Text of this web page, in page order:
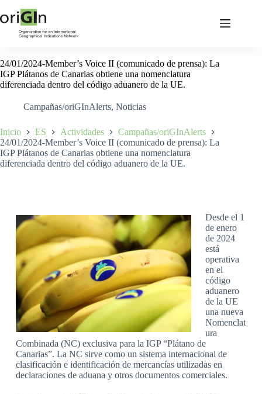
24/01/2024-Member’s Voice II (comunicado de prensa): La
IGP Plátanos de Canarias obtiene una nomenclatura
diferenciada dentro del código aduanero de la UE.
Campañas/oriGInAlerts, Noticias
Inicio ES Actividades
Campañas/oriGInAlerts
24/01/2024-Member’s Voice II (comunicado de prensa): La
IGP Plátanos de Canarias obtiene una nomenclatura
diferenciada dentro del código aduanero de la UE.
Desde el 1
de enero
de 2024
está
operativa
en el
código
aduanero
de la UE
una nueva
Nomenclat
ura
Combinada (NC) exclusiva para la IGP “Plátano de
Canarias”. La NC sirve como un sistema internacional de
clasificación e identificación de mercancías utilizadas en
declaraciones de aduana y otros documentos comerciales.